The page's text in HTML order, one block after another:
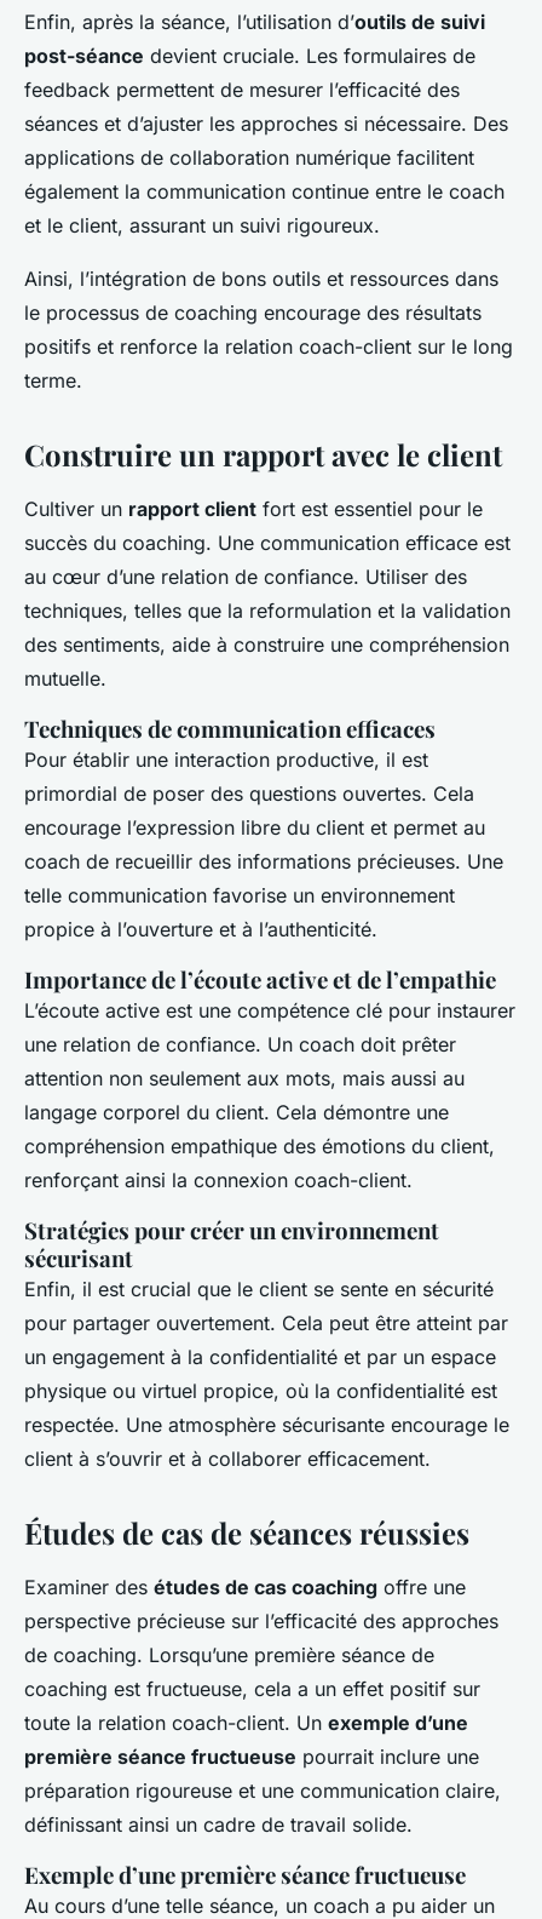
Enfin, après la séance, l’utilisation d’outils de suivi
post-séance devient cruciale. Les formulaires de
feedback permettent de mesurer l’efficacité des
séances et d’ajuster les approches si nécessaire. Des
applications de collaboration numérique facilitent
également la communication continue entre le coach
et le client, assurant un suivi rigoureux.
Ainsi, l’intégration de bons outils et ressources dans
le processus de coaching encourage des résultats
positifs et renforce la relation coach-client sur le long
terme.
Construire un rapport avec le client
Cultiver un rapport client fort est essentiel pour le
succès du coaching. Une communication efficace est
au cœur d’une relation de confiance. Utiliser des
techniques, telles que la reformulation et la validation
des sentiments, aide à construire une compréhension
mutuelle.
Techniques de communication efficaces
Pour établir une interaction productive, il est
primordial de poser des questions ouvertes. Cela
encourage l’expression libre du client et permet au
coach de recueillir des informations précieuses. Une
telle communication favorise un environnement
propice à l’ouverture et à l’authenticité.
Importance de l’écoute active et de l’empathie
L’écoute active est une compétence clé pour instaurer
une relation de confiance. Un coach doit prêter
attention non seulement aux mots, mais aussi au
langage corporel du client. Cela démontre une
compréhension empathique des émotions du client,
renforçant ainsi la connexion coach-client.
Stratégies pour créer un environnement
sécurisant
Enfin, il est crucial que le client se sente en sécurité
pour partager ouvertement. Cela peut être atteint par
un engagement à la confidentialité et par un espace
physique ou virtuel propice, où la confidentialité est
respectée. Une atmosphère sécurisante encourage le
client à s’ouvrir et à collaborer efficacement.
Études de cas de séances réussies
Examiner des études de cas coaching offre une
perspective précieuse sur l’efficacité des approches
de coaching. Lorsqu’une première séance de
coaching est fructueuse, cela a un effet positif sur
toute la relation coach-client. Un exemple d’une
première séance fructueuse pourrait inclure une
préparation rigoureuse et une communication claire,
définissant ainsi un cadre de travail solide.
Exemple d’une première séance fructueuse
Au cours d’une telle séance, un coach a pu aider un